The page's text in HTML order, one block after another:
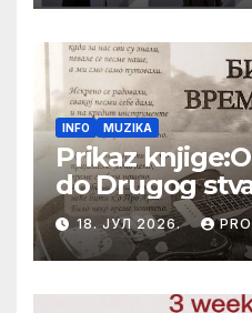
Festival
INFO MUZIKA
Prikaz
do Drugog
(bilo neko
(autor-
Botoš 2022.
samizdat)
18. ЈУЛ 2026.